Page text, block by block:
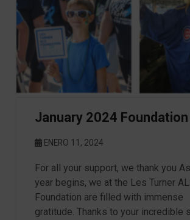
January 2024
ENERO 11, 2024
For all your support, we thank you
year begins, we at the Les Turner
Foundation are filled with immense
gratitude. Thanks to your incredible